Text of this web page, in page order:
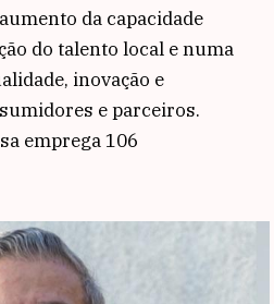
da capacidade
do talento local e numa
inovação e
e parceiros.
emprega 106